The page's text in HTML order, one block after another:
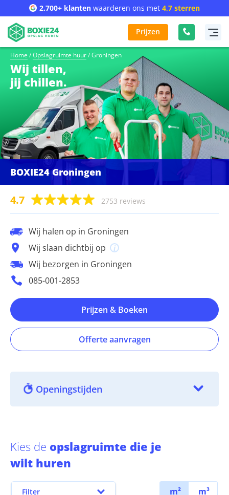
2.700+ klanten waarderen ons met 4,7 sterren
Prijzen
Home / Opslagruimte huur/ Groningen
Wij tillen,
jij chillen.
BOXIE24 Groningen
4.7 2753 reviews
Wij halen op in Groningen
Wij slaan dichtbij op
Wij bezorgen in Groningen
085-001-2853
Prijzen & Boeken
Offerte aanvragen
Openingstijden
Kies de opslagruimte die je
wilt huren
Filter m² m³